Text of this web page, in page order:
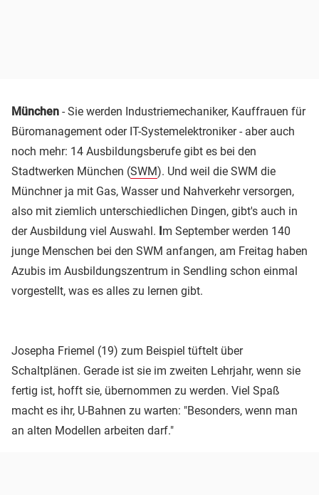
München - Sie werden Industriemechaniker, Kauffrauen für
Büromanagement oder IT-Systemelektroniker - aber auch
noch mehr: 14 Ausbildungsberufe gibt es bei den
Stadtwerken München (SWM). Und weil die SWM die
Münchner ja mit Gas, Wasser und Nahverkehr versorgen,
also mit ziemlich unterschiedlichen Dingen, gibt's auch in
der Ausbildung viel Auswahl. Im September werden 140
junge Menschen bei den SWM anfangen, am Freitag haben
Azubis im Ausbildungszentrum in Sendling schon einmal
vorgestellt, was es alles zu lernen gibt.
Josepha Friemel (19) zum Beispiel tüftelt über
Schaltplänen. Gerade ist sie im zweiten Lehrjahr, wenn sie
fertig ist, hofft sie, übernommen zu werden. Viel Spaß
macht es ihr, U-Bahnen zu warten: "Besonders, wenn man
an alten Modellen arbeiten darf."